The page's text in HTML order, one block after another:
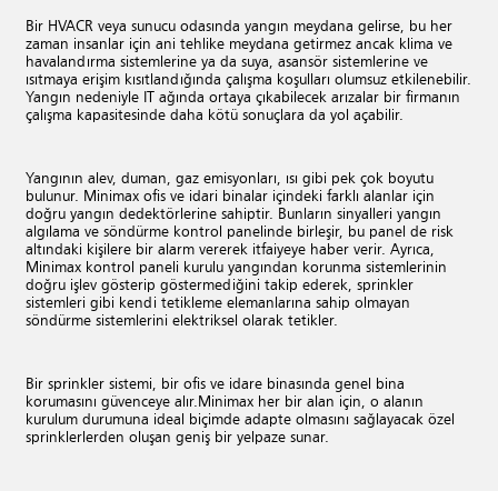
Bir HVACR veya sunucu odasında yangın meydana gelirse, bu her
zaman insanlar için ani tehlike meydana getirmez ancak klima ve
havalandırma sistemlerine ya da suya, asansör sistemlerine ve
ısıtmaya erişim kısıtlandığında çalışma koşulları olumsuz etkilenebilir.
Yangın nedeniyle IT ağında ortaya çıkabilecek arızalar bir firmanın
çalışma kapasitesinde daha kötü sonuçlara da yol açabilir.
Yangının alev, duman, gaz emisyonları, ısı gibi pek çok boyutu
bulunur. Minimax ofis ve idari binalar içindeki farklı alanlar için
doğru yangın dedektörlerine sahiptir. Bunların sinyalleri yangın
algılama ve söndürme kontrol panelinde birleşir, bu panel de risk
altındaki kişilere bir alarm vererek itfaiyeye haber verir. Ayrıca,
Minimax kontrol paneli kurulu yangından korunma sistemlerinin
doğru işlev gösterip göstermediğini takip ederek, sprinkler
sistemleri gibi kendi tetikleme elemanlarına sahip olmayan
söndürme sistemlerini elektriksel olarak tetikler.
Bir sprinkler sistemi, bir ofis ve idare binasında genel bina
korumasını güvenceye alır.Minimax her bir alan için, o alanın
kurulum durumuna ideal biçimde adapte olmasını sağlayacak özel
sprinklerlerden oluşan geniş bir yelpaze sunar.